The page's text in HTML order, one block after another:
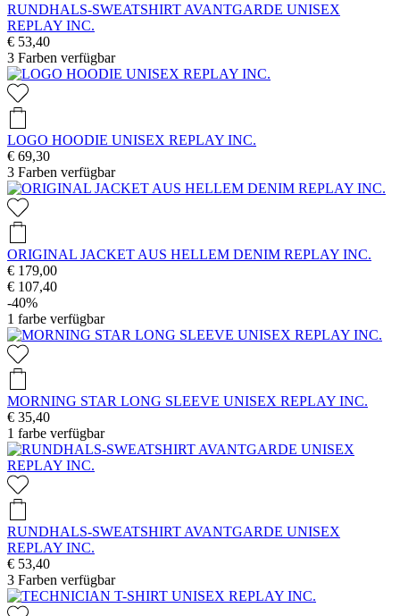
RUNDHALS-SWEATSHIRT AVANTGARDE UNISEX
REPLAY INC.
€ 53,40
3 Farben verfügbar
LOGO HOODIE UNISEX REPLAY INC.
€ 69,30
3 Farben verfügbar
ORIGINAL JACKET AUS HELLEM DENIM REPLAY INC.
€ 179,00
€ 107,40
-40%
1 farbe verfügbar
MORNING STAR LONG SLEEVE UNISEX REPLAY INC.
€ 35,40
1 farbe verfügbar
RUNDHALS-SWEATSHIRT AVANTGARDE UNISEX
REPLAY INC.
€ 53,40
3 Farben verfügbar